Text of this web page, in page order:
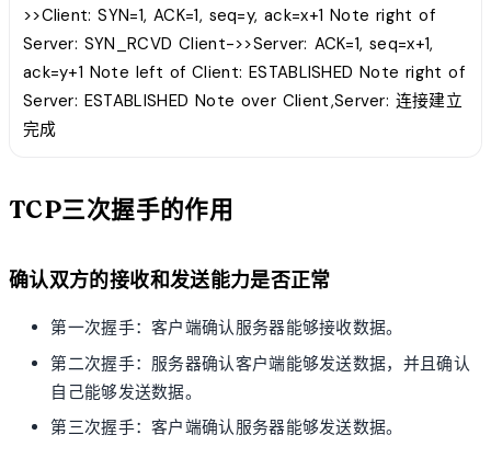
>>Client: SYN=1, ACK=1, seq=y, ack=x+1 Note right of
Server: SYN_RCVD Client->>Server: ACK=1, seq=x+1,
ack=y+1 Note left of Client: ESTABLISHED Note right of
Server: ESTABLISHED Note over Client,Server: 连接建立
完成
TCP三次握手的作用
确认双方的接收和发送能力是否正常
第一次握手：客户端确认服务器能够接收数据。
第二次握手：服务器确认客户端能够发送数据，并且确认
自己能够发送数据。
第三次握手：客户端确认服务器能够发送数据。